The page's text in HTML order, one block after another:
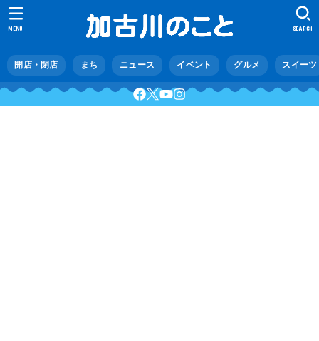
開店・閉店 まち ニュース イベント グルメ スイーツ
SEARCH
MENU